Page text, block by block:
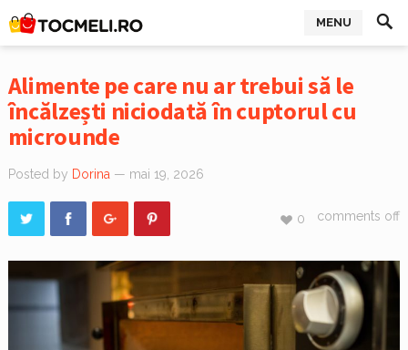
MENU
Alimente pe care nu ar trebui să le
încălzești niciodată în cuptorul cu
microunde
Posted by Dorina — mai 19, 2026
comments off
0